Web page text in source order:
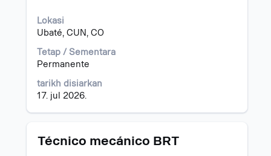
Lokasi
Ubaté, CUN, CO
Tetap / Sementara
Permanente
tarikh disiarkan
17. jul 2026.
bar
ruang
melihat
kandungan
bagi
maklumat
kerja.
Jawatan
Técnico mecánico BRT
Pilih